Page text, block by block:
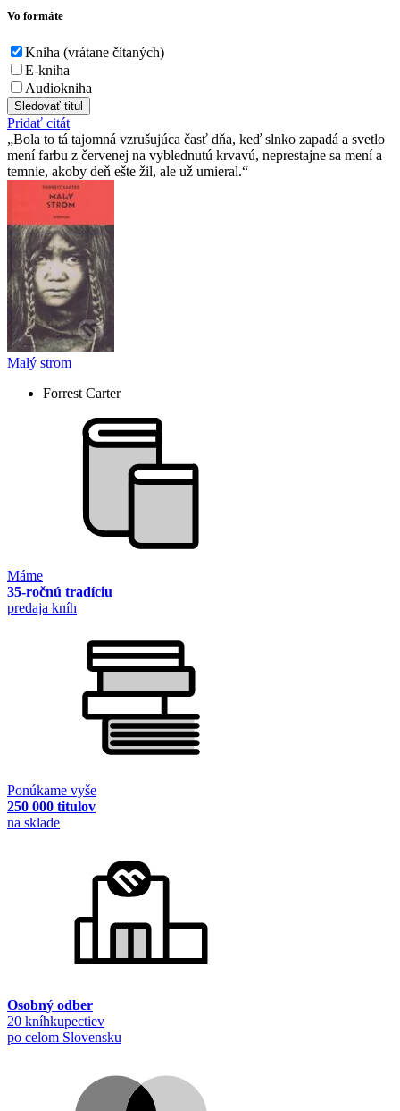
Vo formáte
Kniha (vrátane čítaných)
E-kniha
Audiokniha
Sledovať titul
Pridať citát
Bola to tá tajomná vzrušujúca časť dňa, keď slnko zapadá a svetlo
mení farbu z červenej na vyblednutú krvavú, neprestajne sa mení a
temnie, akoby deň ešte žil, ale už umieral.
Malý strom
Forrest Carter
Máme
35-ročnú tradíciu
predaja kníh
Ponúkame vyše
250 000 titulov
na sklade
Osobný odber
20 kníhkupectiev
po celom Slovensku